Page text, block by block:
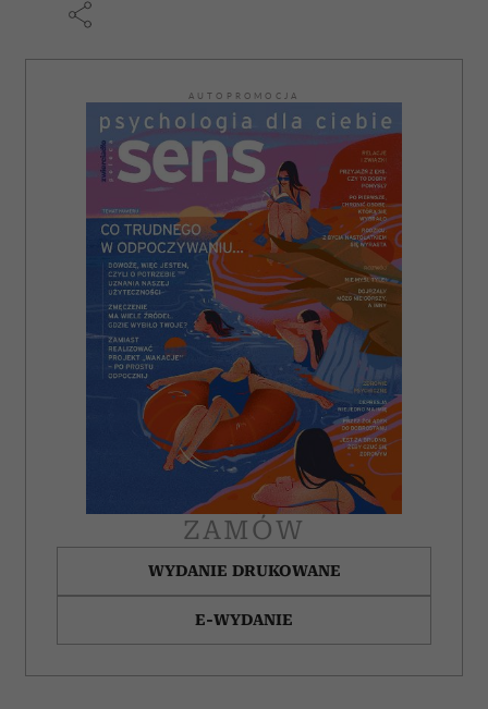
AUTOPROMOCJA
ZAMÓW
WYDANIE DRUKOWANE
E-WYDANIE